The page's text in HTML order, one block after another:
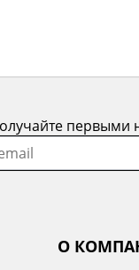
первыми
О